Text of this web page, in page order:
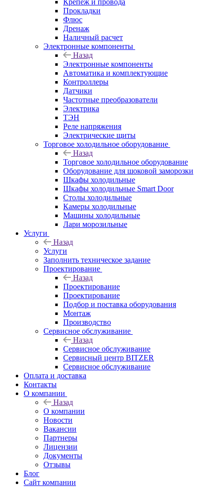
Крепёж и провода
Прокладки
Флюс
Дренаж
Наличный расчет
Электронные компоненты
Назад
Электронные компоненты
Автоматика и комплектующие
Контроллеры
Датчики
Частотные преобразователи
Электрика
ТЭН
Реле напряжения
Электрические щиты
Торговое холодильное оборудование
Назад
Торговое холодильное оборудование
Оборудование для шоковой заморозки
Шкафы холодильные
Шкафы холодильные Smart Door
Столы холодильные
Камеры холодильные
Машины холодильные
Лари морозильные
Услуги
Назад
Услуги
Заполнить техническое задание
Проектирование
Назад
Проектирование
Проектирование
Подбор и поставка оборудования
Монтаж
Производство
Сервисное обслуживание
Назад
Сервисное обслуживание
Сервисный центр BITZER
Сервисное обслуживание
Оплата и доставка
Контакты
О компании
Назад
О компании
Новости
Вакансии
Партнеры
Лицензии
Документы
Отзывы
Блог
Сайт компании